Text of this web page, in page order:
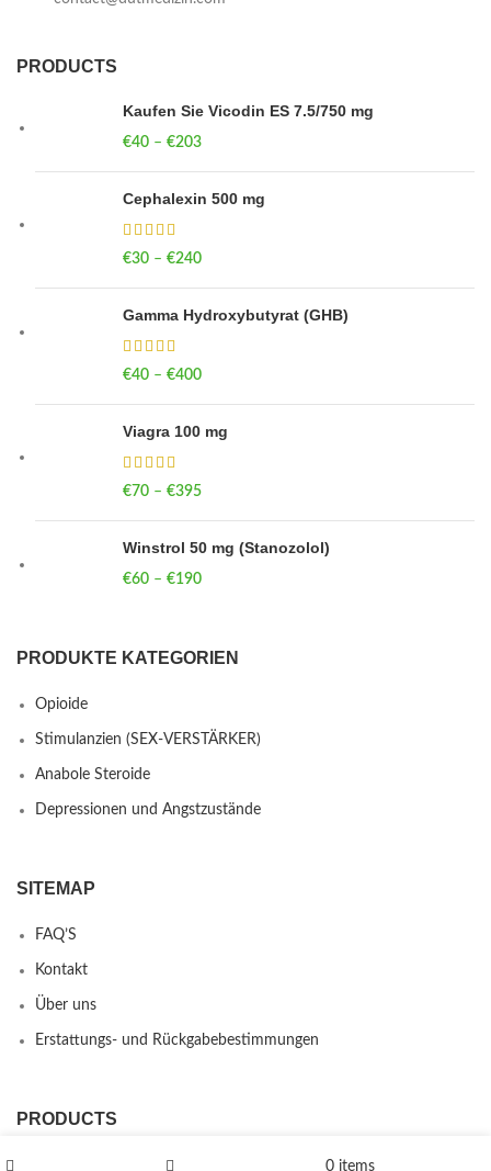
PRODUCTS
Kaufen Sie Vicodin ES 7.5/750 mg
€40 – €203
Cephalexin 500 mg
€30 – €240
Gamma Hydroxybutyrat (GHB)
€40 – €400
Viagra 100 mg
€70 – €395
Winstrol 50 mg (Stanozolol)
€60 – €190
PRODUKTE KATEGORIEN
Opioide
Stimulanzien (SEX-VERSTÄRKER)
Anabole Steroide
Depressionen und Angstzustände
SITEMAP
FAQ’S
Kontakt
Über uns
Erstattungs- und Rückgabebestimmungen
PRODUCTS
L-Polaflux® 5 mg/ml 0 items